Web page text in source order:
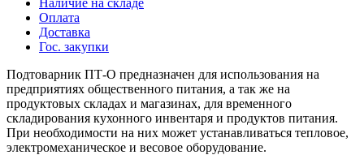
Оплата
Доставка
Гос. закупки
Подтоварник ПТ-О предназначен для использования на
предприятиях общественного питания, а так же на
продуктовых складах и магазинах, для временного
складирования кухонного инвентаря и продуктов питания.
При необходимости на них может устанавливаться тепловое,
электромеханическое и весовое оборудование.